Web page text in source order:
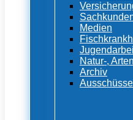
Medien
Natur-,
Archiv